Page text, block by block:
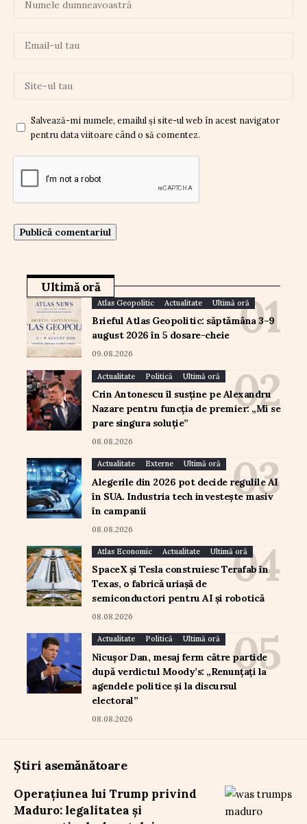
Salvează-mi numele, emailul și site-ul web în acest navigator
pentru data viitoare când o să comentez.
Ultimă oră
Atlas Geopolitic Actualitate Ultimă oră
Brieful Atlas Geopolitic: săptămâna 3–9
august 2026 în 5 dosare-cheie
09.08.2026
Actualitate Politică Ultimă oră
Crin Antonescu îl susține pe Alexandru
Nazare pentru funcția de premier: „Mi se
pare singura soluție”
08.08.2026
Actualitate Externe Ultimă oră
Alegerile din 2026 pot decide regulile AI
în SUA. Industria tech investește masiv
în campanii
08.08.2026
Atlas Economic Actualitate Ultimă oră
SpaceX și Tesla construiesc Terafab în
Texas, o fabrică uriașă de
semiconductori pentru AI și robotică
08.08.2026
Actualitate Politică Ultimă oră
Nicușor Dan, mesaj ferm către partide
după verdictul Moody’s: „Renunțați la
agendele politice și la discursul
electoral”
08.08.2026
Știri asemănătoare
Operațiunea lui Trump privind
Maduro: legalitatea și